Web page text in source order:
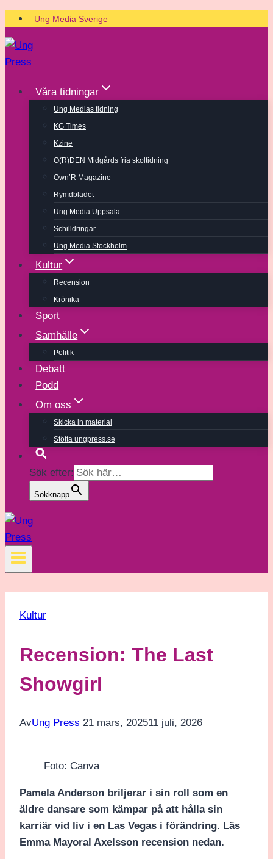
Skip
to
content
Ung Media Sverige
Våra tidningar
Ung Medias tidning
KG Times
Kzine
O(R)DEN Midgårds fria skoltidning
Own’R Magazine
Rymdbladet
Ung Media Uppsala
Schilldringar
Ung Media Stockholm
Kultur
Recension
Krönika
Sport
Samhälle
Politik
Debatt
Podd
Om oss
Skicka in material
Stötta ungpress.se
Sök efter:
Sökknapp
Kultur
Recension: The Last
Showgirl
AvUng Press 21 mars, 202511 juli, 2026
Foto: Canva
Pamela Anderson briljerar i sin roll som en
äldre dansare som kämpar på att hålla sin
karriär vid liv i en Las Vegas i förändring. Läs
Emma Mayoral Axelsson recension nedan.